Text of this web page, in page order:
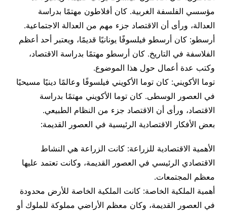
مؤسسي الفلسفة الغربية. كان أفلاطون مهتمًا بدراسة
العدالة، ورأى أن الاقتصاد جزء مهم من العدالة الاجتماعية.
أرسطو: كان أرسطو فيلسوفًا يونانيًا قديمًا، ويعتبر أحد أعظم
الفلاسفة في التاريخ. كان أرسطو مهتمًا بدراسة الاقتصاد،
وكتب عدة أعمال حول هذا الموضوع.
توما الأكويني: كان توما الأكويني فيلسوفًا وعالمًا دينيًا مسيحيًا
في العصور الوسطى. كان توما الأكويني مهتمًا بدراسة
الاقتصاد، ورأى أن الاقتصاد جزء من النظام الطبيعي.
بعض الأفكار الاقتصادية الرئيسية في العصور القديمة:
الأهمية الاقتصادية للزراعة: كانت الزراعة هي النشاط
الاقتصادي الرئيسي في العصور القديمة، وكانت تعتمد عليها
معظم المجتمعات.
أهمية الملكية الخاصة: كانت الملكية الخاصة للأرض محدودة
في العصور القديمة، وكان معظم الأراضي مملوكة للملوك أو